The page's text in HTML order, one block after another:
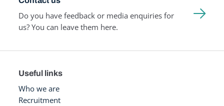
Do you have feedback or media enquiries for
us? You can leave them here.
Useful links
Who we are
Recruitment